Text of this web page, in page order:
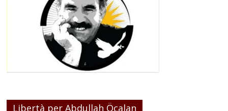
Libertà per Abdullah Öcalan